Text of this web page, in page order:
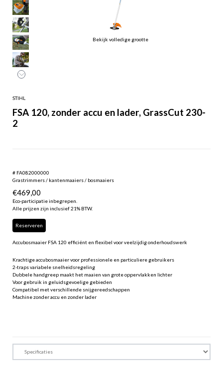
Bekijk volledige grootte
STIHL
FSA 120, zonder accu en lader, GrassCut 230-
2
# FA082000000
Grastrimmers / kantenmaaiers / bosmaaiers
€469,00
Eco-participatie inbegrepen.
Alle prijzen zijn inclusief 21% BTW.
Reserveren
Accubosmaaier FSA 120 efficiënt en flexibel voor veelzijdig onderhoudswerk
Krachtige accubosmaaier voor professionele en particuliere gebruikers
2-traps variabele snelheidsregeling
Dubbele handgreep maakt het maaien van grote oppervlakken lichter
Voor gebruik in geluidsgevoelige gebieden
Compatibel met verschillende snijgereedschappen
Machine zonder accu en zonder lader